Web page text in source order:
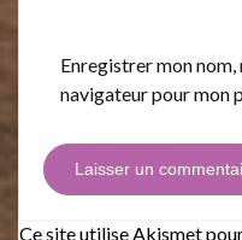
Enregistrer mon
navigateur pour mon
Ce site utilise Akismet